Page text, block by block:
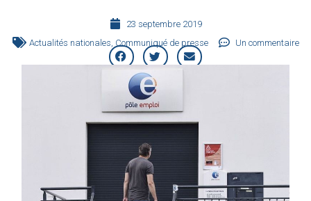
23 septembre 2019
Actualités nationales Communiqué de presse Un commentaire